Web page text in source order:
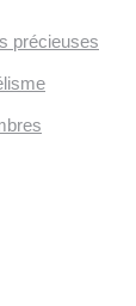
précieuses